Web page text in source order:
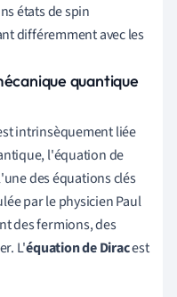
états de spin
différemment avec les
quantique
intrinsèquement liée
l'équation de
des équations clés
par le physicien Paul
des fermions, des
L'équation de Diracest